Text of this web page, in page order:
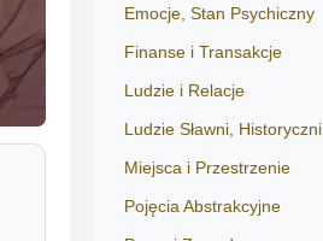
Emocje, Stan Psychiczny
Finanse i Transakcje
Ludzie i Relacje
Ludzie Sławni, Historyczni
Miejsca i Przestrzenie
Pojęcia Abstrakcyjne